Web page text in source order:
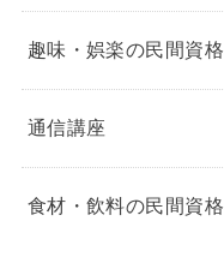
趣味・娯楽の民間資格
通信講座
食材・飲料の民間資格